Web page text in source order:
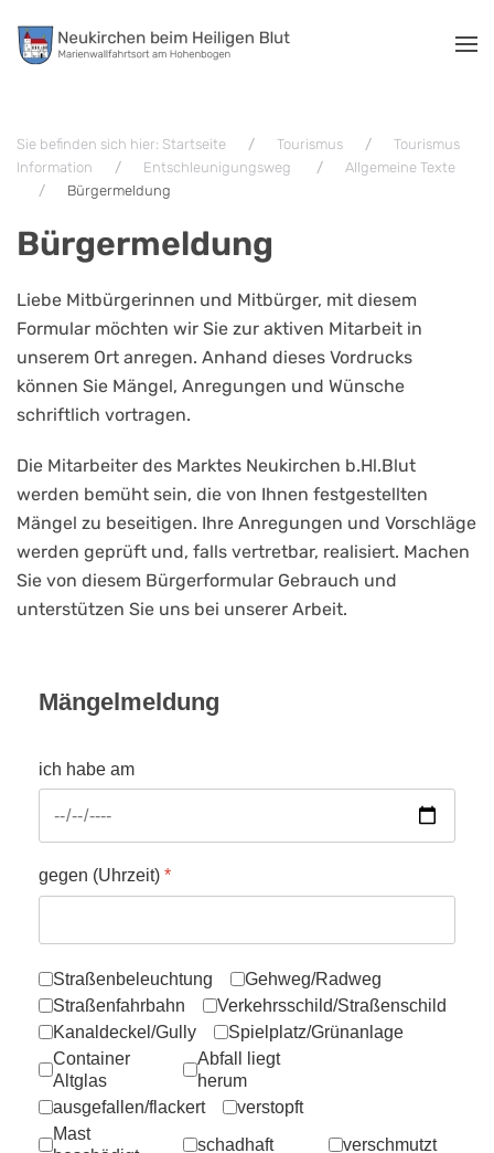
Zum Hauptinhalt springen
Sie befinden sich hier: Startseite Tourismus
Tourismus
Information
Entschleunigungsweg
Allgemeine Texte
Bürgermeldung
Bürgermeldung
Liebe Mitbürgerinnen und Mitbürger, mit diesem
Formular möchten wir Sie zur aktiven Mitarbeit in
unserem Ort anregen. Anhand dieses Vordrucks
können Sie Mängel, Anregungen und Wünsche
schriftlich vortragen.
Die Mitarbeiter des Marktes Neukirchen b.Hl.Blut
werden bemüht sein, die von Ihnen festgestellten
Mängel zu beseitigen. Ihre Anregungen und Vorschläge
werden geprüft und, falls vertretbar, realisiert. Machen
Sie von diesem Bürgerformular Gebrauch und
unterstützen Sie uns bei unserer Arbeit.
Mängelmeldung
ich habe am
gegen (Uhrzeit) *
folgende Mängel festgestellt:
Straßenbeleuchtung
Gehweg/Radweg
Straßenfahrbahn
Verkehrsschild/Straßenschild
Kanaldeckel/Gully
Spielplatz/Grünanlage
Container
Altglas
Abfall liegt
herum
ausgefallen/flackert
verstopft
Mast
schadhaft
verschmutzt